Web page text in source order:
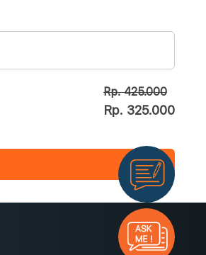
Rp. 425.000
Rp. 325.000